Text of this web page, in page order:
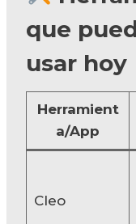
que
usar hoy
Herramient
a/App
Cleo